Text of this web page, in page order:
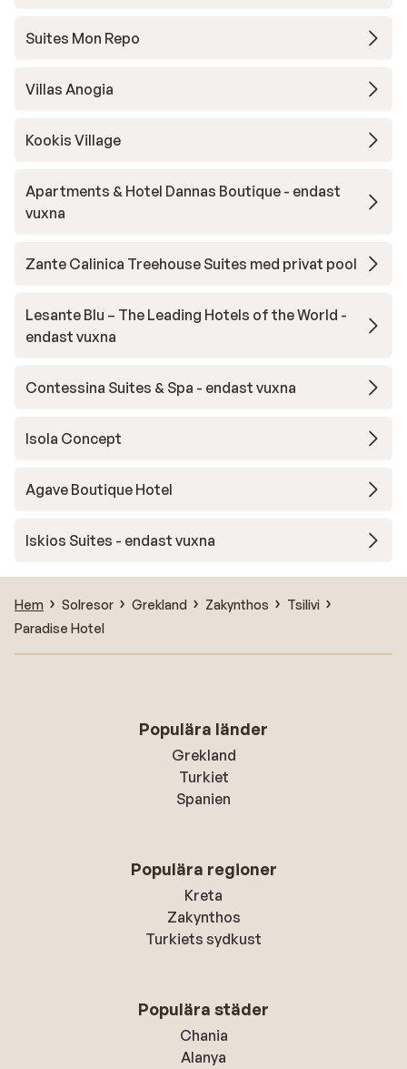
Suites Mon Repo
Villas Anogia
Kookis Village
Apartments & Hotel Dannas Boutique - endast
vuxna
Zante Calinica Treehouse Suites med privat pool
Lesante Blu – The Leading Hotels of the World -
endast vuxna
Contessina Suites & Spa - endast vuxna
Isola Concept
Agave Boutique Hotel
Iskios Suites - endast vuxna
Hem Solresor Grekland Zakynthos
Tsilivi
Paradise Hotel
Populära länder
Grekland
Turkiet
Spanien
Populära regioner
Kreta
Zakynthos
Turkiets sydkust
Populära städer
Chania
Alanya